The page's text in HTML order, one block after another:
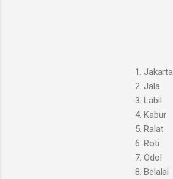
1. Jakarta
2. Jala
3. Labil
4. Kabur
5. Ralat
6. Roti
7. Odol
8. Belalai